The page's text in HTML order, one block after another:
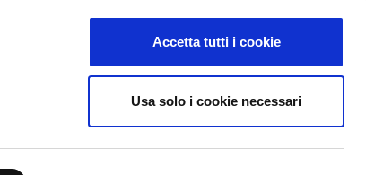
Accetta tutti i cookie
Usa solo i cookie necessari